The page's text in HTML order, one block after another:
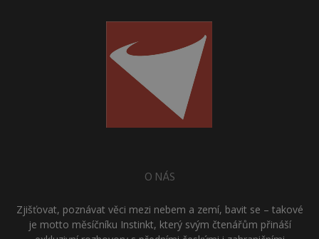
O NÁS
Zjišťovat, poznávat věci mezi nebem a zemí, bavit se – takové
je motto měsíčníku Instinkt, který svým čtenářům přináší